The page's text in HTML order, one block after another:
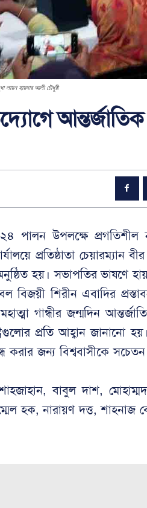
লায়ন হায়দার আলী চৌধুরী
পালন উপলক্ষে প্রগতিশীল
প্রতিষ্ঠাতা চেয়ারম্যান
হয়। সভাপতির ভাষণে
বিজয়ী শিরীন এবাদির
গান্ধীর জন্মদিন
প্রতি আহ্বান জানানো হয়।
করার জন্য বিশ্ববাসীকে
বাবুল দাশ,
হক, নারায়ণ দত্ত, শাহনাজ